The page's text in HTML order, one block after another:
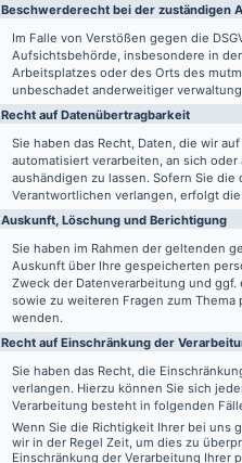
Beschwerde­recht bei der zuständigen
Im Falle von Verstößen gegen die
Aufsichtsbehörde, insbesondere in
Arbeitsplatzes oder des Orts des
unbeschadet anderweitiger
Recht auf Daten­übertrag­barkeit
Sie haben das Recht, Daten, die wir
automatisiert verarbeiten, an sich
aushändigen zu lassen. Sofern Sie
Verantwortlichen verlangen, erfolgt
Auskunft, Löschung und Berichtigung
Sie haben im Rahmen der geltenden
Auskunft über Ihre gespeicherten
Zweck der Datenverarbeitung und
sowie zu weiteren Fragen zum
wenden.
Recht auf Einschränkung der
Sie haben das Recht, die
verlangen. Hierzu können Sie sich
Verarbeitung besteht in folgenden
Wenn Sie die Richtigkeit Ihrer bei
wir in der Regel Zeit, um dies zu
Einschränkung der Verarbeitung Ihrer